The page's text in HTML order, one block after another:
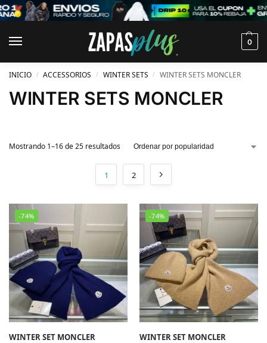
0
INICIO / ACCESSORIOS / WINTER SETS / WINTER SETS MONCLER
WINTER SETS MONCLER
Mostrando 1–16 de 25 resultados
1 2
-74%
WINTER SET MONCLER
-74%
WINTER SET MONCLER